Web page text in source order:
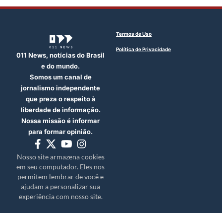
011 News, notícias do Brasil
e do mundo.
Somos um canal de
jornalismo independente
que preza o respeito à
liberdade de informação.
Nossa missão é informar
para formar opinião.
Nosso site armazena cookies
em seu computador. Eles nos
permitem lembrar de você e
ajudam a personalizar sua
experiência com nosso site.
Termos de Uso
Política de Privacidade